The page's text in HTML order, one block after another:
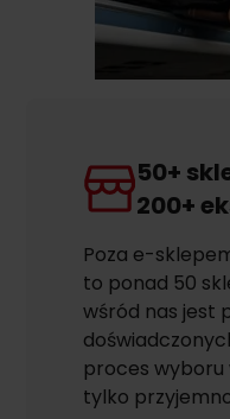
50+
200+
Poza e-
to ponad 50
wśród nas jest
proces wyboru
tylko